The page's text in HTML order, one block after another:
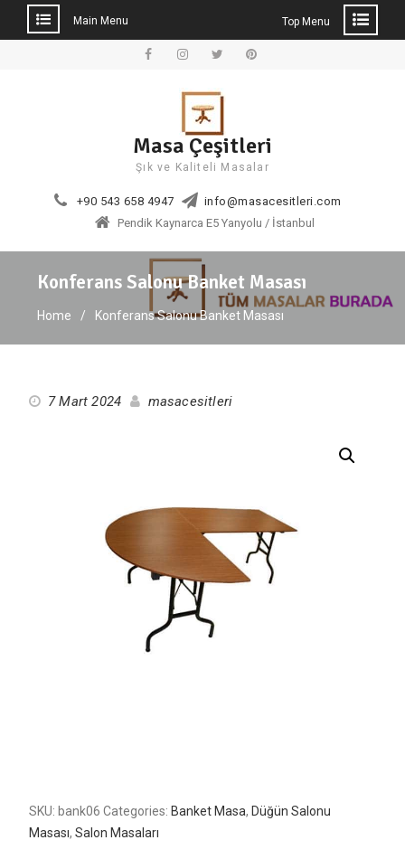
Main Menu Top Menu
Masa Çeşitleri
Şık ve Kaliteli Masalar
+90 543 658 4947
info@masacesitleri.com
Pendik Kaynarca E5 Yanyolu / İstanbul
Konferans Salonu Banket Masası
Home Konferans Salonu Banket Masası
7 Mart 2024 masacesitleri
SKU: bank06 Categories: Banket Masa, Düğün Salonu
Masası, Salon Masaları